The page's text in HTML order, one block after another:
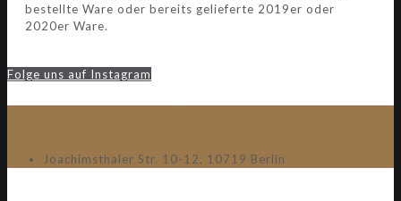
bestellte Ware oder bereits gelieferte 2019er oder
2020er Ware.
Folge uns auf Instagram
Joachimsthaler Str. 10-12, 10719 Berlin